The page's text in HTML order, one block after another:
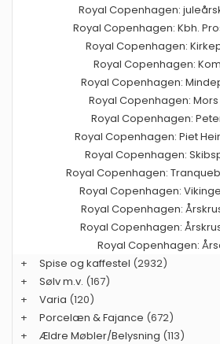
Royal Copenhagen:
Royal Copenhagen: Kbh.
Royal Copenhagen:
Royal Copenhagen:
Royal Copenhagen:
Royal Copenhagen:
Royal Copenhagen:
Royal Copenhagen: Piet
Royal Copenhagen:
Royal Copenhagen:
Royal Copenhagen:
Royal Copenhagen:
Royal Copenhagen:
Royal Copenhagen:
+
Spise og kaffestel (2932)
+
Sølv m.v. (167)
+
Varia (120)
+
Porcelæn & Fajance (672)
+
Ældre Møbler/Belysning (113)